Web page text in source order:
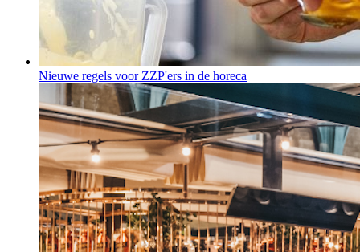
Nieuwe regels voor ZZP'ers in de horeca